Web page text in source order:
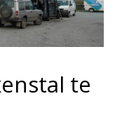
te